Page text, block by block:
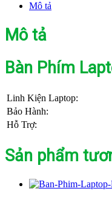
Mô tả
Mô tả
Bàn Phím
Linh Kiện Laptop:
Bảo Hành:
Hỗ Trợ:
Sản phẩm